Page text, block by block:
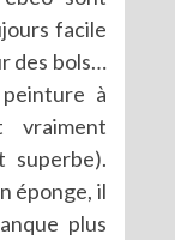
facile
des bols…
à
vraiment
superbe).
éponge, il
plus